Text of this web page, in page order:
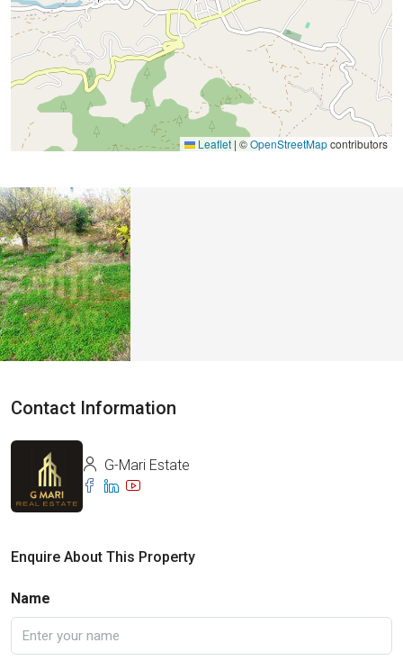
Leaflet | ©OpenStreetMapcontributors
Contact Information
G-Mari Estate
Enquire About This Property
Name